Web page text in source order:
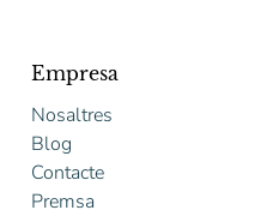
Empresa
Nosaltres
Blog
Contacte
Premsa